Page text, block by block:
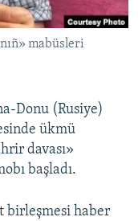
mabüsleri
Donu (Rusiye)
ükmü
davası»
başladı.
birleşmesi haber